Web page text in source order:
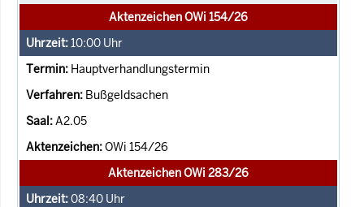
Aktenzeichen OWi 154/26
10:00 Uhr
Hauptverhandlungstermin
Bußgeldsachen
A2.05
OWi 154/26
Aktenzeichen OWi 283/26
08:40 Uhr